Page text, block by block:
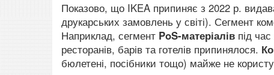
Показово, що IKEA припиняє з 2022 р.
друкарських замовлень у світі). Сегмент
Наприклад, сегмент PoS-матеріалів під
ресторанів, барів та готелів припинялося.
бюлетені, посібники тощо) майже не